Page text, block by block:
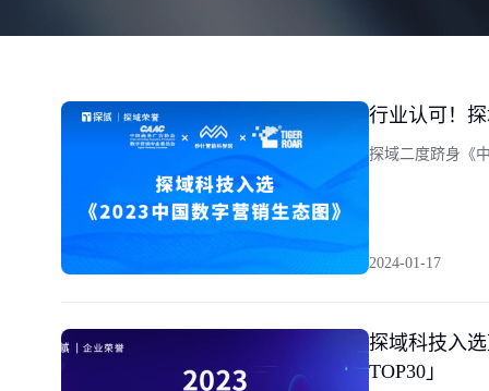
行业认可！
探域二度跻身《
2024-01-17
探域科技入
TOP30」